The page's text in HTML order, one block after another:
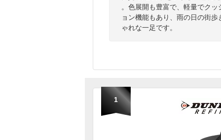
。色展開も豊富で、軽量でク
ョン機能もあり、雨の日の街
ゃれな一足です。
1